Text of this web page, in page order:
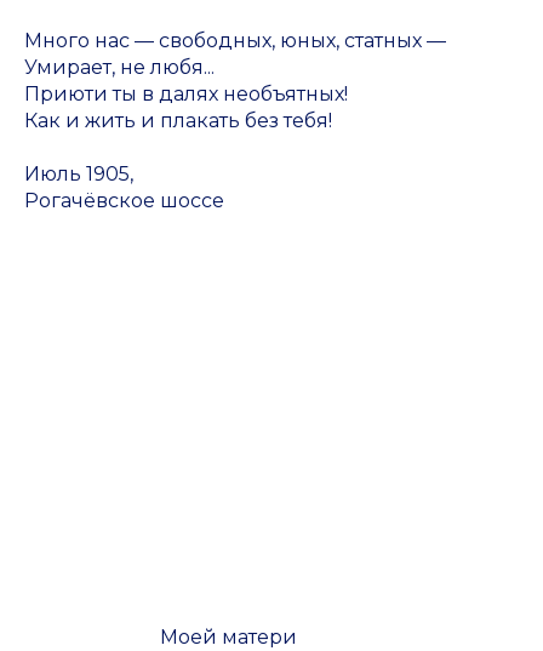
Много нас — свободных, юных, статных —
Умирает, не любя...
Приюти ты в далях необъятных!
Как и жить и плакать без тебя!
Июль 1905,
Рогачёвское шоссе
Моей матери